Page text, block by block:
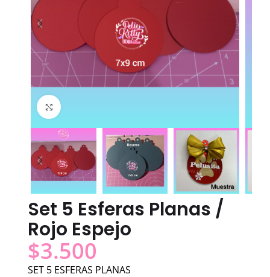
Set 5 Esferas Planas /
Rojo Espejo
$3.500
SET 5 ESFERAS PLANAS